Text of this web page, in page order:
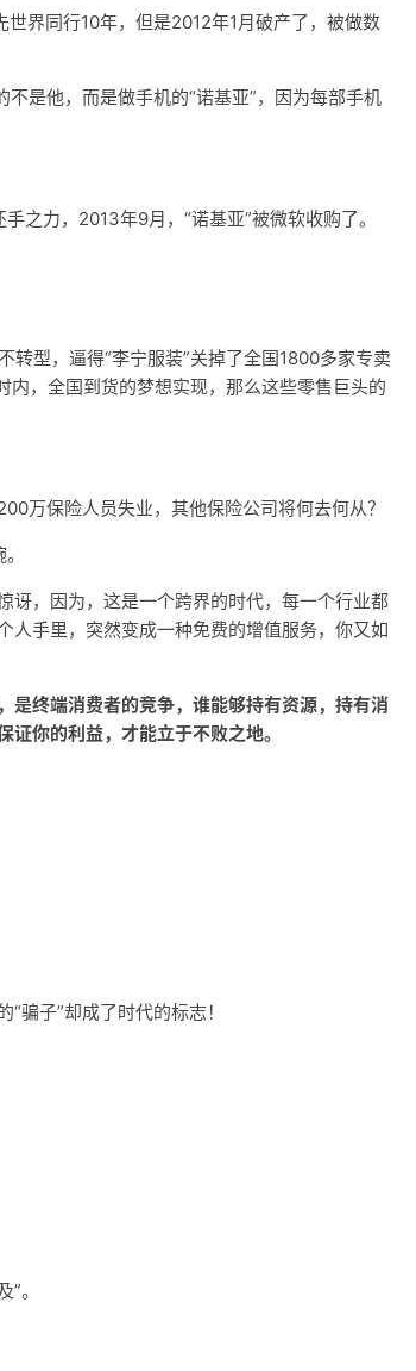
界同行10年，但是2012年1月破产了，被做数
是他，而是做手机的“诺基亚”，因为每部手机
之力，2013年9月，“诺基亚”被微软收购了。
转型，逼得“李宁服装”关掉了全国1800多家专卖
内，全国到货的梦想实现，那么这些零售巨头的
万保险人员失业，其他保险公司将何去何从？
讶，因为，这是一个跨界的时代，每一个行业都
人手里，突然变成一种免费的增值服务，你又如
是终端消费者的竞争，谁能够持有资源，持有消
你的利益，才能立于不败之地。
骗子”却成了时代的标志！
。